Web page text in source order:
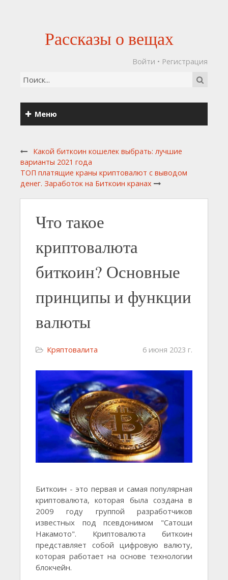
Рассказы о вещах
Войти • Регистрация
Меню
Какой биткоин кошелек выбрать: лучшие
варианты 2021 года
ТОП платящие краны криптовалют с выводом
денег. Заработок на Биткоин кранах
Что такое
криптовалюта
биткоин? Основные
принципы и функции
валюты
Кряптовалита 6 июня 2023 г.
Биткоин - это первая и самая популярная
криптовалюта, которая была создана в
2009 году группой разработчиков
известных под псевдонимом "Сатоши
Накамото". Криптовалюта биткоин
представляет собой цифровую валюту,
которая работает на основе технологии
блокчейн.